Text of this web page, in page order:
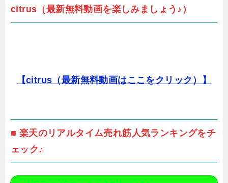
citrus（最新無料動画を楽しみましょう♪）
【citrus（最新無料動画はここをクリック）】
■ 楽天のリアルタイム売れ筋人気ランキングをチ
ェック♪